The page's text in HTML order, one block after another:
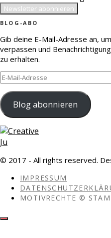
BLOG-ABO
Gib deine E-Mail-Adresse an,
verpassen und
zu erhalten.
E-
Mail-
Adresse
Blog abonnieren
© 2017 - All rights reserved.
IMPRESSUM
MOTIVRECHTE ©